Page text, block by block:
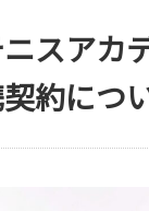
ニスアカ
約につ